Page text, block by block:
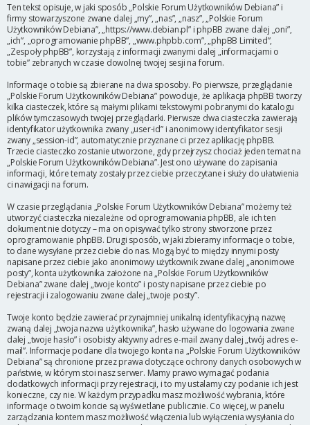
Ten tekst opisuje, w jaki sposób „Polskie Forum Użytkowników Debiana” i
firmy stowarzyszone zwane dalej „my”, „nas”, „nasz”, „Polskie Forum
Użytkowników Debiana”, „https://www.debian.pl” i phpBB zwane dalej „oni”,
„ich”, „oprogramowanie phpBB”, „www.phpbb.com”, „phpBB Limited”,
„Zespoły phpBB”, korzystają z informacji zwanymi dalej „informacjami o
tobie” zebranych w czasie dowolnej twojej sesji na forum.
Informacje o tobie są zbierane na dwa sposoby. Po pierwsze, przeglądanie
„Polskie Forum Użytkowników Debiana” powoduje, że aplikacja phpBB tworzy
kilka ciasteczek, które są małymi plikami tekstowymi pobranymi do katalogu
plików tymczasowych twojej przeglądarki. Pierwsze dwa ciasteczka zawierają
identyfikator użytkownika zwany „user-id” i anonimowy identyfikator sesji
zwany „session-id”, automatycznie przyznane ci przez aplikację phpBB.
Trzecie ciasteczko zostanie utworzone, gdy przejrzysz chociaż jeden temat na
„Polskie Forum Użytkowników Debiana”. Jest ono używane do zapisania
informacji, które tematy zostały przez ciebie przeczytane i służy do ułatwienia
ci nawigacji na forum.
W czasie przeglądania „Polskie Forum Użytkowników Debiana” możemy też
utworzyć ciasteczka niezależne od oprogramowania phpBB, ale ich ten
dokument nie dotyczy – ma on opisywać tylko strony stworzone przez
oprogramowanie phpBB. Drugi sposób, w jaki zbieramy informacje o tobie,
to dane wysyłane przez ciebie do nas. Mogą być to między innymi posty
napisane przez ciebie jako anonimowy użytkownik zwane dalej „anonimowe
posty”, konta użytkownika założone na „Polskie Forum Użytkowników
Debiana” zwane dalej „twoje konto” i posty napisane przez ciebie po
rejestracji i zalogowaniu zwane dalej „twoje posty”.
Twoje konto będzie zawierać przynajmniej unikalną identyfikacyjną nazwę
zwaną dalej „twoja nazwa użytkownika”, hasło używane do logowania zwane
dalej „twoje hasło” i osobisty aktywny adres e-mail zwany dalej „twój adres e-
mail”. Informacje podane dla twojego konta na „Polskie Forum Użytkowników
Debiana” są chronione przez prawa dotyczące ochrony danych osobowych w
państwie, w którym stoi nasz serwer. Mamy prawo wymagać podania
dodatkowych informacji przy rejestracji, i to my ustalamy czy podanie ich jest
konieczne, czy nie. W każdym przypadku masz możliwość wybrania, które
informacje o twoim koncie są wyświetlane publicznie. Co więcej, w panelu
zarządzania kontem masz możliwość włączenia lub wyłączenia wysyłania do